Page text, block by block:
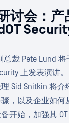
研讨会：
总裁 Pete Lund
上发表演讲
Sid Snitkin 将介
，以及企业如何
开始，加强其